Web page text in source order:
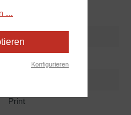
Print
...
Konfigurieren